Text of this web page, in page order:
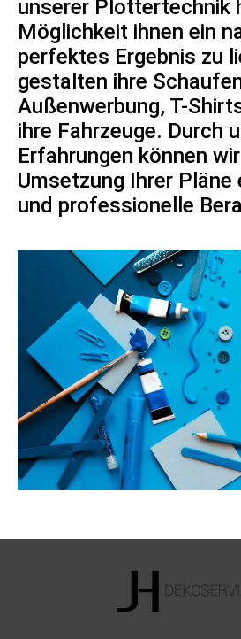
unserer Plottertechnik
Möglichkeit ihnen ein
perfektes Ergebnis zu
gestalten ihre
Außenwerbung, T-
ihre Fahrzeuge. Durch
Erfahrungen können
Umsetzung Ihrer Pläne
und professionelle